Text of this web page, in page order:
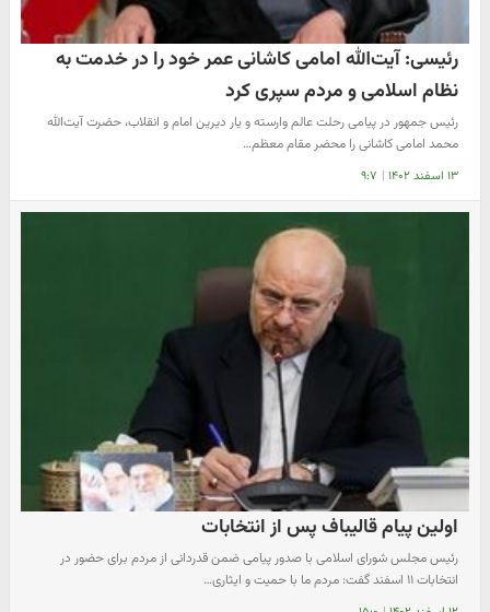
رئیسی: آیت‌الله امامی کاشانی عمر خود را در خدمت به
نظام اسلامی و مردم سپری کرد
رئیس جمهور در پیامی رحلت عالم وارسته و یار دیرین امام و انقلاب، حضرت آیت‌الله
محمد امامی کاشانی را محضر مقام معظم…
۱۳ اسفند ۱۴۰۲ | ۹:۷
اولین پیام قالیباف پس از انتخابات
رئیس مجلس شورای اسلامی با صدور پیامی ضمن قدردانی از مردم برای حضور در
انتخابات ۱۱ اسفند گفت: مردم ما با حمیت و ایثاری…